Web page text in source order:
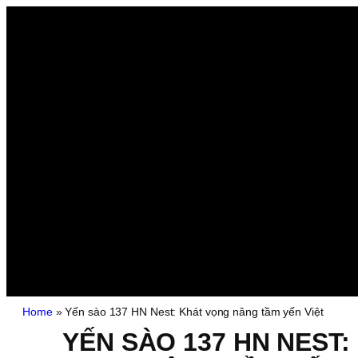
Home»Yến sào 137 HN Nest: Khát vọng nâng tầm yến Việt
YẾN SÀO 137 HN